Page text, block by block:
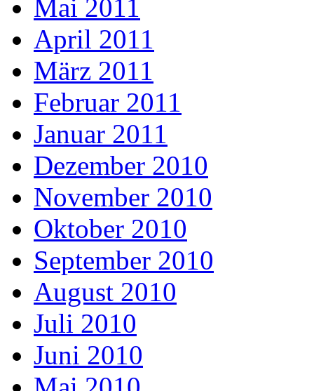
Mai 2011
April 2011
März 2011
Februar 2011
Januar 2011
Dezember 2010
November 2010
Oktober 2010
September 2010
August 2010
Juli 2010
Juni 2010